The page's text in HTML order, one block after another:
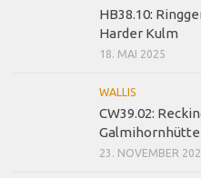
HB38.10:
Harder Kulm
18. MAI 2025
WALLIS
CW39.02:
Galmihornhütte
23. NOVEMBER